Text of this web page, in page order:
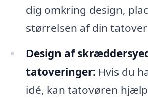
dig omkring design,
størrelsen af din
Design af
tatoveringer: Hvis du
idé, kan tatovøren